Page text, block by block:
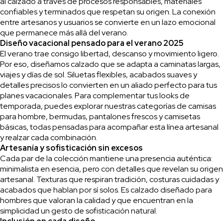
confiables y terminados que respetan su origen. La conexión
entre artesanos y usuarios se convierte en un lazo emocional
que permanece más allá del verano.
Diseño vacacional pensado para el verano 2025
El verano trae consigo libertad, descanso y movimiento ligero.
Por eso, diseñamos calzado que se adapta a caminatas largas,
viajes y días de sol. Siluetas flexibles, acabados suaves y
detalles precisos lo convierten en un aliado perfecto para tus
planes vacacionales. Para complementar tus looks de
temporada, puedes explorar nuestras categorías de camisas
para hombre, bermudas, pantalones frescos y camisetas
básicas, todas pensadas para acompañar esta línea artesanal
y realzar cada combinación.
Artesanía y sofisticación sin excesos
Cada par de la colección mantiene una presencia auténtica:
minimalista en esencia, pero con detalles que revelan su origen
artesanal. Texturas que respiran tradición, costuras cuidadas y
acabados que hablan por sí solos. Es calzado diseñado para
hombres que valoran la calidad y que encuentran en la
simplicidad un gesto de sofisticación natural.